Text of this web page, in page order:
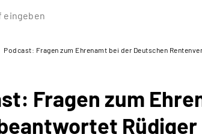
Podcast: Fragen zum Ehrenamt bei der Deutschen
Fragen zum
Rüdiger